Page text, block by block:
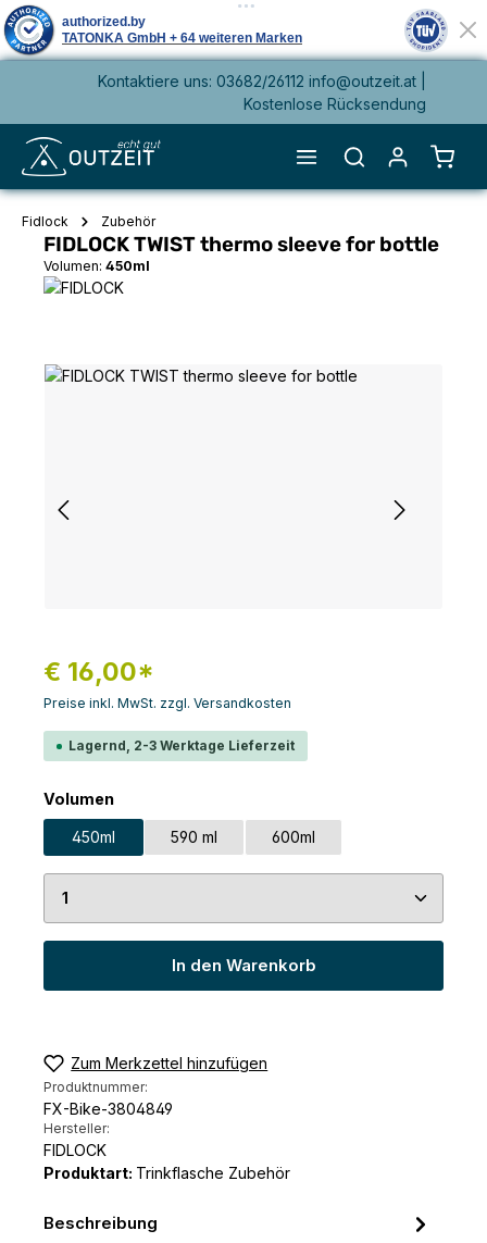
springenKontaktiere uns: 03682/26112 info@outzeit.at |
Kostenlose Rücksendung
Fidlock Zubehör
FIDLOCK TWIST thermo sleeve for bottle
Volumen: 450ml
Bildergalerie überspringen
€ 16,00*
Preise inkl. MwSt. zzgl. Versandkosten
Lagernd, 2-3 Werktage Lieferzeit
Volumenauswählen
450ml 590 ml 600ml
Produkt Anzahl: Gib den gewünschten Wert
In den Warenkorb
Zum Merkzettel hinzufügen
Produktnummer:
FX-Bike-3804849
Hersteller:
FIDLOCK
Produktart: Trinkflasche Zubehör
Beschreibung